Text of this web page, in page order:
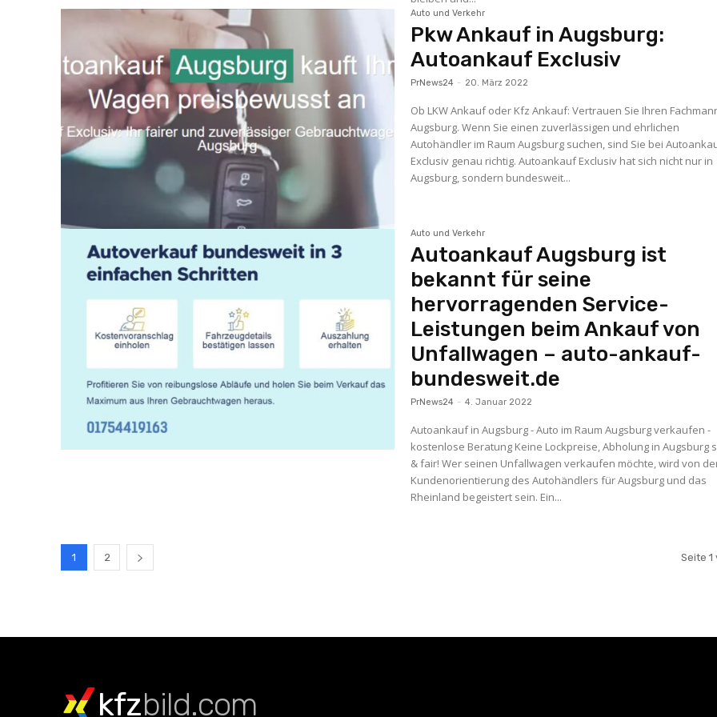
Auto und Verkehr
Pkw Ankauf in Augsburg:
Autoankauf Exclusiv
PrNews24 - 20. März 2022
Ob LKW Ankauf oder Kfz Ankauf: Vertrauen Sie Ihren
Augsburg. Wenn Sie einen zuverlässigen und ehrlichen
Autohändler im Raum Augsburg suchen, sind Sie bei
Exclusiv genau richtig. Autoankauf Exclusiv hat sich nicht nur in
Augsburg, sondern bundesweit...
Auto und Verkehr
Autoankauf Augsburg ist
bekannt für seine
hervorragenden Service-
Leistungen beim Ankauf von
Unfallwagen – auto-ankauf-
bundesweit.de
PrNews24 - 4. Januar 2022
Autoankauf in Augsburg - Auto im Raum Augsburg verkaufen -
kostenlose Beratung Keine Lockpreise, Abholung in Augsburg
& fair! Wer seinen Unfallwagen verkaufen möchte, wird von
Kundenorientierung des Autohändlers für Augsburg und das
Rheinland begeistert sein. Ein...
1 2 Seite 1
kfzbild.com